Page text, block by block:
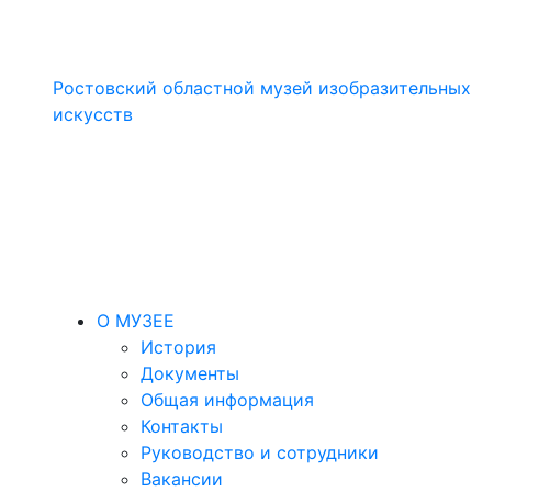
Ростовский областной музей изобразительных
искусств
О МУЗЕЕ
История
Документы
Общая информация
Контакты
Руководство и сотрудники
Вакансии